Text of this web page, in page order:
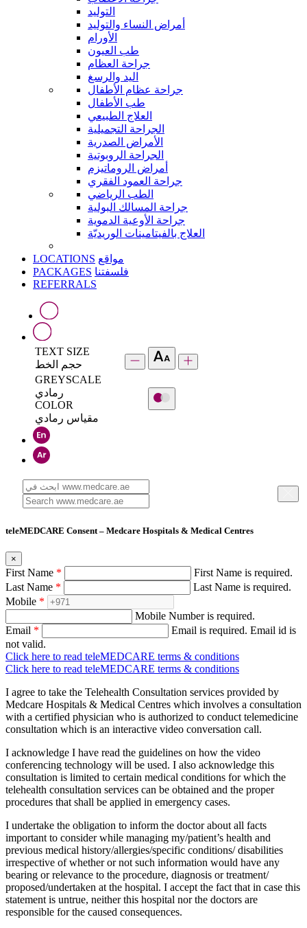
التوليد
أمراض النساء والتوليد
الأورام
طب العيون
جراحة العظام
اليد والرسغ
جراحة عظام الأطفال
طب الأطفال
العلاج الطبيعي
الجراحة التجميلية
الأمراض الصدرية
الجراحة الروبوتية
أمراض الروماتيزم
جراحة العمود الفقري
الطب الرياضي
جراحة المسالك البولية
جراحة الأوعية الدموية
العلاج بالفيتامينات الوريديّة
LOCATIONS مواقع
PACKAGES فلسفتنا
REFERRALS
TEXT SIZE
حجم الخط
GREYSCALE
رمادي
COLOR
مقياس رمادي
teleMEDCARE Consent – Medcare Hospitals & Medical Centres
×
First Name *
First Name is required.
Last Name *
Last Name is required.
Mobile *
Mobile Number is required.
Email * Email is required. Email id is
not valid.
Click here to read teleMEDCARE terms & conditions
Click here to read teleMEDCARE terms & conditions
I agree to take the Telehealth Consultation services provided by
Medcare Hospitals & Medical Centres which involves a consultation
with a certified physician who is authorized to conduct telemedicine
consultation which is an interactive video conversation call.
I acknowledge I have read the guidelines on how the video
conferencing technology will be used. I also acknowledge this
consultation is limited to certain medical conditions for which the
telehealth consultation services can be obtained and the proper
procedures that shall be applied in emergency cases.
I undertake the obligation to inform the doctor about all facts
important to consider while managing my/patient’s health and
previous medical history/allergies/specific conditions/ disabilities
irrespective of whether or not such information would have any
bearing or relevance to the procedure, diagnosis or treatment/
proposed/undertaken at the hospital. I accept the fact that in case this
statement is untrue, neither this hospital nor the doctors are
responsible for the caused consequences.